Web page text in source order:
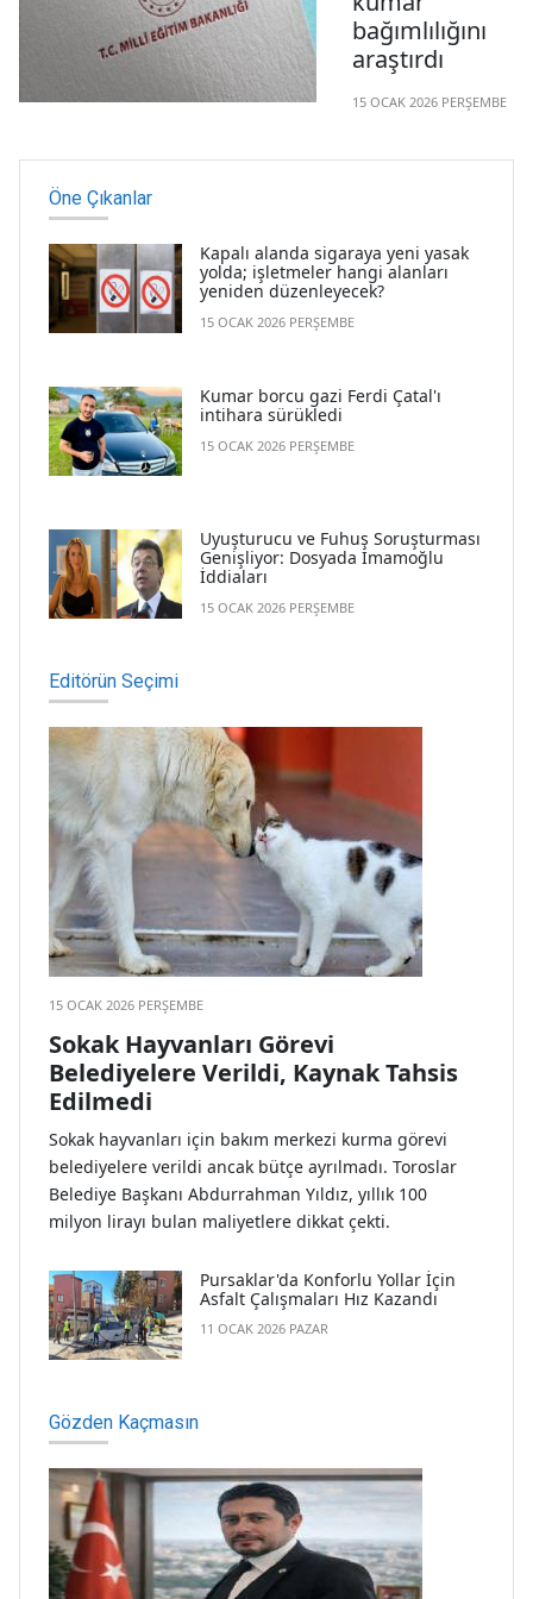
geçirildiğini
bildirdi.
bağımlılığını
araştırdı
15 OCAK 2026 PERŞEMBE
Bakanlığı (MEB),
bağımlılığı'
iddialarına ilişkin
araştırma yaptırdı.
Öne Çıkanlar
Kapalı alanda sigaraya yeni yasak
yolda; işletmeler hangi alanları
yeniden düzenleyecek?
15 OCAK 2026 PERŞEMBE
Kumar borcu gazi Ferdi Çatal'ı
intihara sürükledi
15 OCAK 2026 PERŞEMBE
Uyuşturucu ve Fuhuş Soruşturması
Genişliyor: Dosyada İmamoğlu
İddiaları
15 OCAK 2026 PERŞEMBE
Editörün Seçimi
15 OCAK 2026 PERŞEMBE
Sokak Hayvanları Görevi
Belediyelere Verildi, Kaynak Tahsis
Edilmedi
Sokak hayvanları için bakım merkezi kurma görevi
belediyelere verildi ancak bütçe ayrılmadı. Toroslar
Belediye Başkanı Abdurrahman Yıldız, yıllık 100
milyon lirayı bulan maliyetlere dikkat çekti.
Pursaklar'da Konforlu Yollar İçin
Asfalt Çalışmaları Hız Kazandı
11 OCAK 2026 PAZAR
Gözden Kaçmasın